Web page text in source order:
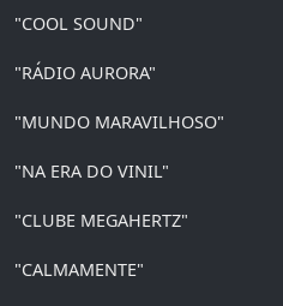
"COOL SOUND"
"RÁDIO AURORA"
"MUNDO MARAVILHOSO"
"NA ERA DO VINIL"
"CLUBE MEGAHERTZ"
"CALMAMENTE"